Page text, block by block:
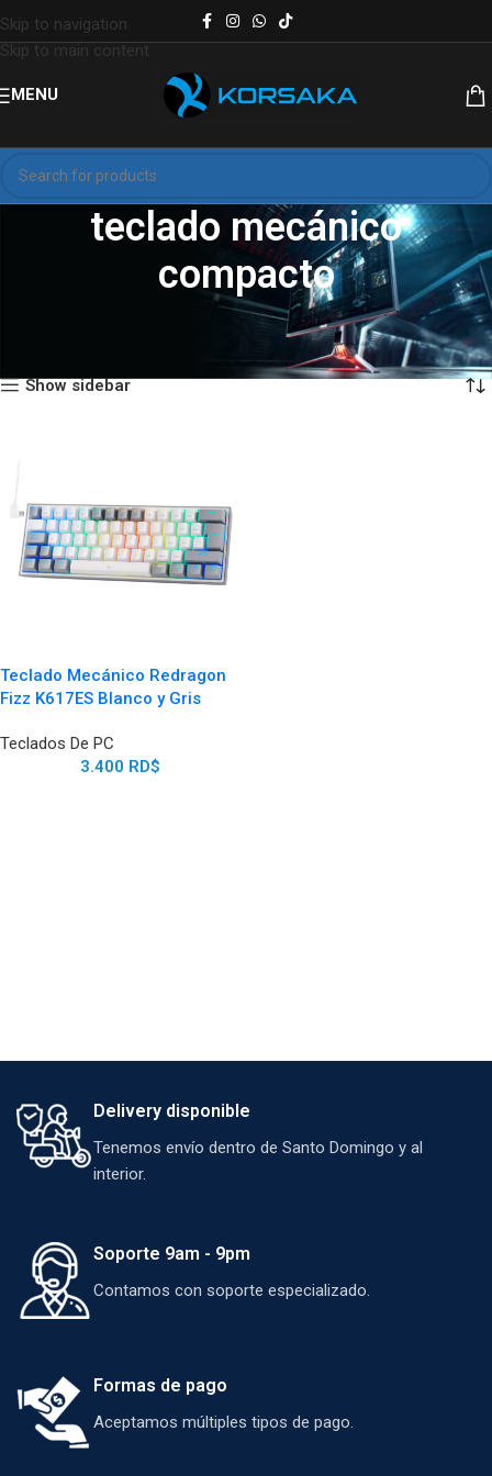
Skip to navigation
Skip to main content
MENU
teclado mecánico
compacto
Productos etiquetados “teclado mecánico compacto”
Show sidebar
Teclado Mecánico Redragon
Fizz K617ES Blanco y Gris
Teclados De PC
3.400 RD$
Delivery disponible
Tenemos envío dentro de Santo Domingo y al
interior.
Soporte 9am - 9pm
Contamos con soporte especializado.
Formas de pago
Aceptamos múltiples tipos de pago.